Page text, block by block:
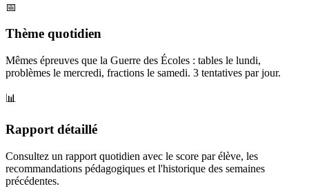
📅
Thème quotidien
Mêmes épreuves que la Guerre des Écoles : tables le lundi,
problèmes le mercredi, fractions le samedi. 3 tentatives par jour.
📊
Rapport détaillé
Consultez un rapport quotidien avec le score par élève, les
recommandations pédagogiques et l'historique des semaines
précédentes.